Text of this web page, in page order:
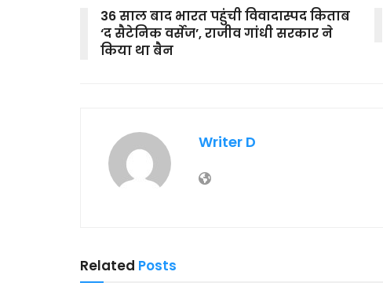
36 साल बाद भारत पहुंची विवादास्पद किताब
‘द सैटेनिक वर्सेज’, राजीव गांधी सरकार ने
किया था बैन
Writer D
Related Posts